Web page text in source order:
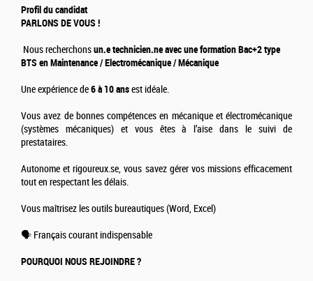
Profil du candidat
PARLONS DE VOUS !
Nous recherchonsun.e technicien.ne avec une formation Bac+2 type
BTS en Maintenance / Electromécanique / Mécanique
Une expérience de6 à 10 ansest idéale.
Vous avez de bonnes compétences en mécanique et électromécanique
(systèmes mécaniques) et vous êtes à l’aise dans le suivi de
prestataires.
Autonome et rigoureux.se, vous savez gérer vos missions efficacement
tout en respectant les délais.
Vous maîtrisez les outils bureautiques (Word, Excel)
🗣️ Français courant indispensable
POURQUOI NOUS REJOINDRE ?